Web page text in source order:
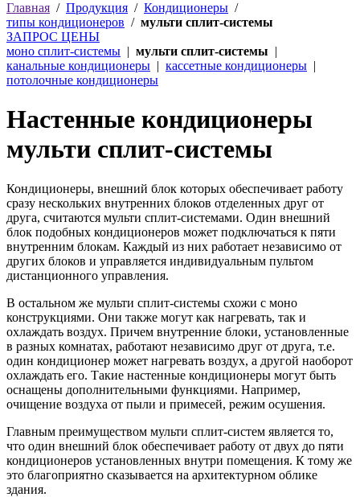
Главная / Продукция / Кондиционеры /
типы кондиционеров / мульти сплит-системы
ЗАПРОС ЦЕНЫ
моно сплит-системы | мульти сплит-системы |
канальные кондиционеры | кассетные кондиционеры |
потолочные кондиционеры
Настенные кондиционеры
мульти сплит-системы
Кондиционеры, внешний блок которых обеспечивает работу
сразу нескольких внутренних блоков отделенных друг от
друга, считаются мульти сплит-системами. Один внешний
блок подобных кондиционеров может подключаться к пяти
внутренним блокам. Каждый из них работает независимо от
других блоков и управляется индивидуальным пультом
дистанционного управления.
В остальном же мульти сплит-системы схожи с моно
конструкциями. Они также могут как нагревать, так и
охлаждать воздух. Причем внутренние блоки, установленные
в разных комнатах, работают независимо друг от друга, т.е.
один кондиционер может нагревать воздух, а другой наоборот
охлаждать его. Такие настенные кондиционеры могут быть
оснащены дополнительными функциями. Например,
очищение воздуха от пыли и примесей, режим осушения.
Главным преимуществом мульти сплит-систем является то,
что один внешний блок обеспечивает работу от двух до пяти
кондиционеров установленных внутри помещения. К тому же
это благоприятно сказывается на архитектурном облике
здания.